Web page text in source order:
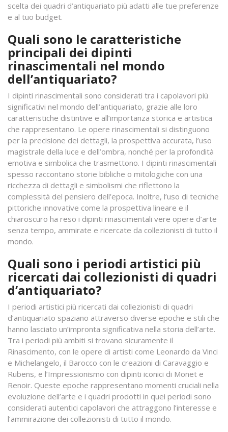
scelta dei quadri d’antiquariato più adatti alle tue preferenze
e al tuo budget.
Quali sono le caratteristiche
principali dei dipinti
rinascimentali nel mondo
dell’antiquariato?
I dipinti rinascimentali sono considerati tra i capolavori più
significativi nel mondo dell’antiquariato, grazie alle loro
caratteristiche distintive e all’importanza storica e artistica
che rappresentano. Le opere rinascimentali si distinguono
per la precisione dei dettagli, la prospettiva accurata, l’uso
magistrale della luce e dell’ombra, nonché per la profondità
emotiva e simbolica che trasmettono. I dipinti rinascimentali
spesso raccontano storie bibliche o mitologiche con una
ricchezza di dettagli e simbolismi che riflettono la
complessità del pensiero dell’epoca. Inoltre, l’uso di tecniche
pittoriche innovative come la prospettiva lineare e il
chiaroscuro ha reso i dipinti rinascimentali vere opere d’arte
senza tempo, ammirate e ricercate da collezionisti di tutto il
mondo.
Quali sono i periodi artistici più
ricercati dai collezionisti di quadri
d’antiquariato?
I periodi artistici più ricercati dai collezionisti di quadri
d’antiquariato spaziano attraverso diverse epoche e stili che
hanno lasciato un’impronta significativa nella storia dell’arte.
Tra i periodi più ambiti si trovano sicuramente il
Rinascimento, con le opere di artisti come Leonardo da Vinci
e Michelangelo, il Barocco con le creazioni di Caravaggio e
Rubens, e l’Impressionismo con dipinti iconici di Monet e
Renoir. Queste epoche rappresentano momenti cruciali nella
evoluzione dell’arte e i quadri prodotti in quei periodi sono
considerati autentici capolavori che attraggono l’interesse e
l’ammirazione dei collezionisti di tutto il mondo.